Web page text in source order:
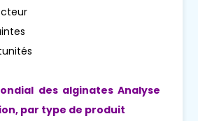
des alginates Analyse
par type de produit